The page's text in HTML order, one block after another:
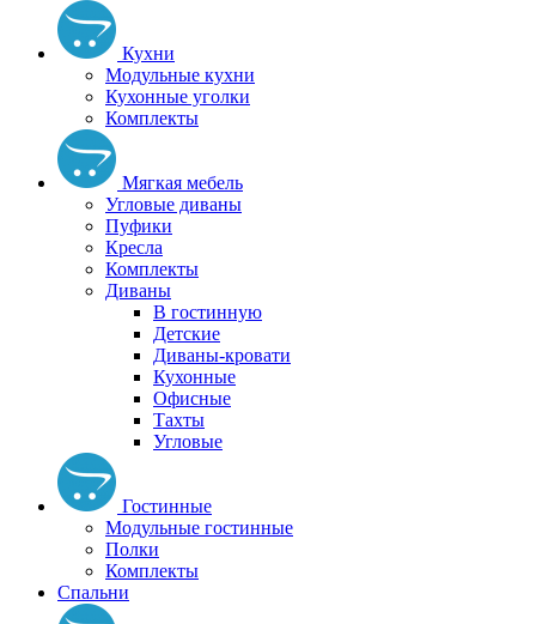
Кухни
Модульные кухни
Кухонные уголки
Комплекты
Мягкая мебель
Угловые диваны
Пуфики
Кресла
Комплекты
Диваны
В гостинную
Детские
Диваны-кровати
Кухонные
Офисные
Тахты
Угловые
Гостинные
Модульные гостинные
Полки
Комплекты
Спальни